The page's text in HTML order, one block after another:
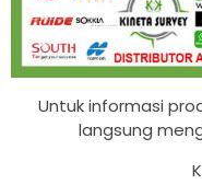
Untuk informasi
langsung